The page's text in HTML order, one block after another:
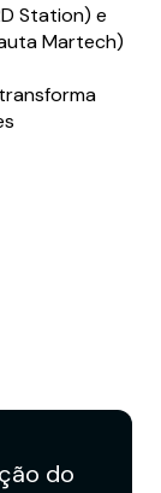
Station) e
Martech)
do